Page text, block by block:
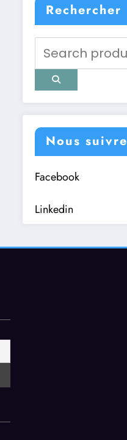
Rechercher
Nous suivre
Facebook
Linkedin